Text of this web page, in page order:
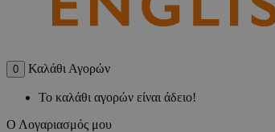
0 Καλάθι Αγορών
Το καλάθι αγορών είναι άδειο!
Ο Λογαριασμός μου